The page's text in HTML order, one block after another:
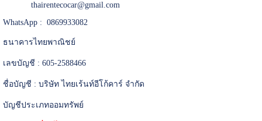
thairentecocar@gmail.com
WhatsApp : 0869933082
ธนาคารไทยพาณิชย์
เลขบัญชี : 605-2588466
ชื่อบัญชี : บริษัท ไทยเร้นท์อีโก้คาร์ จำกัด
บัญชีประเภทออมทรัพย์